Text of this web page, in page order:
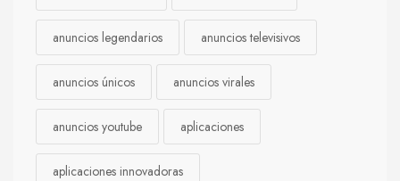
anuncios legendarios anuncios televisivos
anuncios únicos anuncios virales
anuncios youtube aplicaciones
aplicaciones innovadoras